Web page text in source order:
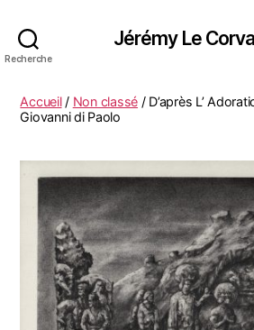
Recherche
Jérémy Le
Accueil/ Non classé / D’après L’
Giovanni di Paolo